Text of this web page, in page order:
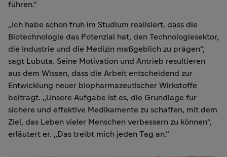
führen.“
„Ich habe schon früh im Studium realisiert, dass die
Biotechnologie das Potenzial hat, den Technologiesektor,
die Industrie und die Medizin maßgeblich zu prägen“,
sagt Lubuta. Seine Motivation und Antrieb resultieren
aus dem Wissen, dass die Arbeit entscheidend zur
Entwicklung neuer biopharmazeutischer Wirkstoffe
beiträgt. „Unsere Aufgabe ist es, die Grundlage für
sichere und effektive Medikamente zu schaffen, mit dem
Ziel, das Leben vieler Menschen verbessern zu können“,
erläutert er. „Das treibt mich jeden Tag an.“